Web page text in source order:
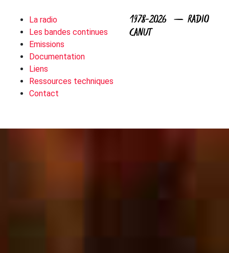
La radio
Les bandes continues
Emissions
Documentation
Liens
Ressources techniques
Contact
1978-2026 — RADIO
CANUT